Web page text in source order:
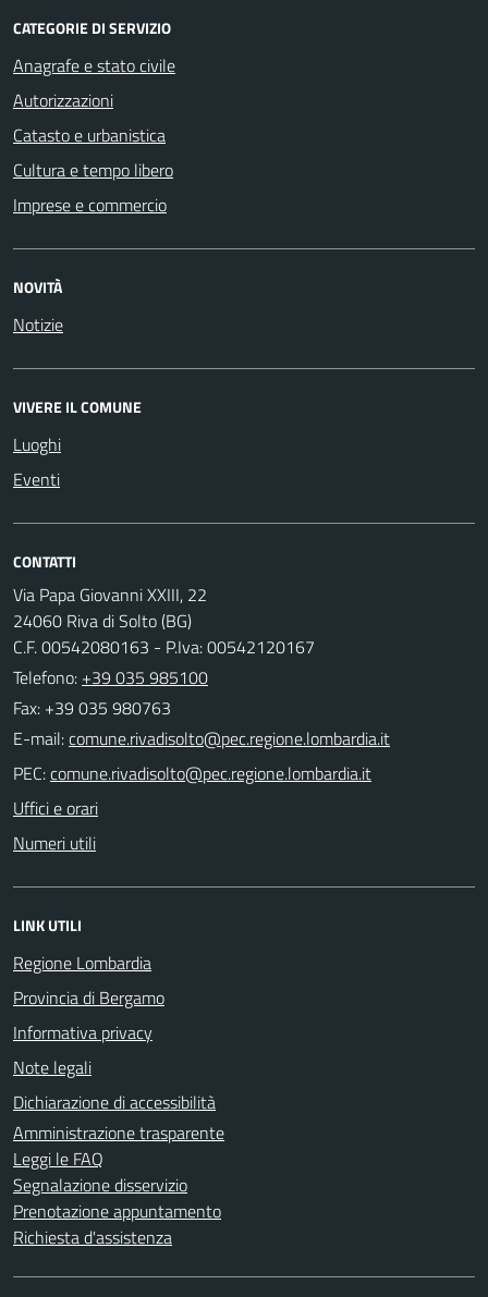
CATEGORIE DI SERVIZIO
Anagrafe e stato civile
Autorizzazioni
Catasto e urbanistica
Cultura e tempo libero
Imprese e commercio
NOVITÀ
Notizie
VIVERE IL COMUNE
Luoghi
Eventi
CONTATTI
Via Papa Giovanni XXIII, 22
24060 Riva di Solto (BG)
C.F. 00542080163 - P.Iva: 00542120167
Telefono: +39 035 985100
Fax: +39 035 980763
E-mail:
PEC:
Uffici e orari
Numeri utili
LINK UTILI
Regione Lombardia
Provincia di Bergamo
Informativa privacy
Note legali
Dichiarazione di accessibilità
Amministrazione trasparente
Leggi le FAQ
Segnalazione disservizio
Prenotazione appuntamento
Richiesta d'assistenza